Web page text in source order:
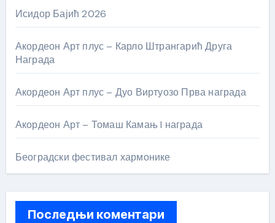
Исидор Бајић 2026
Акордеон Арт плус – Карло Штрангарић Друга
Награда
Акордеон Арт плус – Дуо Виртуозо Прва награда
Акордеон Арт – Томаш Камањ I награда
Београдски фестивал хармонике
Последњи коментари